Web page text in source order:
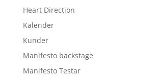
Heart Direction
Kalender
Kunder
Manifesto backstage
Manifesto Testar